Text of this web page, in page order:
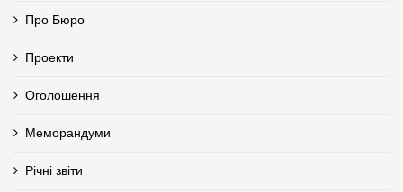
Про Бюро
Проекти
Оголошення
Меморандуми
Річні звіти